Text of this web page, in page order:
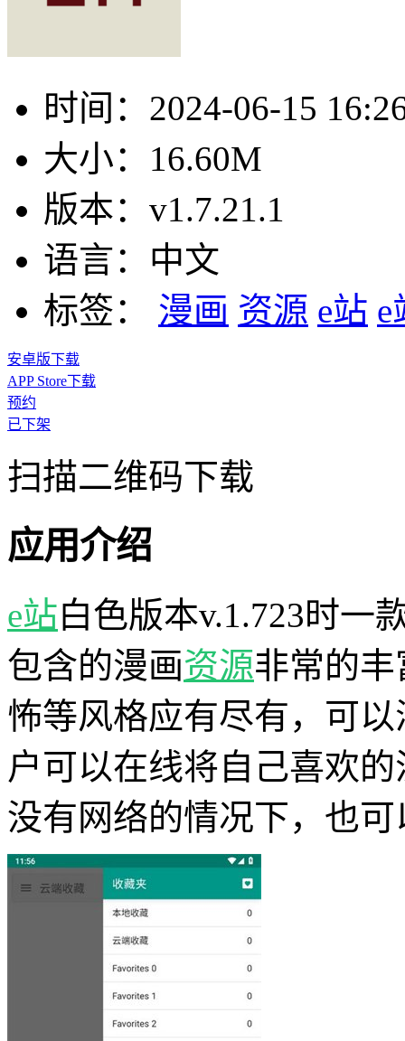
时间： 2024-06-15
大小： 16.60M
版本： v1.7.21.1
语言： 中文
标签：
漫画 资源 e站 e
安卓版下载
APP Store下载
预约
已下架
扫描二维码下载
应用介绍
e站白色版本v.1.723时一
包含的漫画资源非常的丰
怖等风格应有尽有，可
户可以在线将自己喜欢
没有网络的情况下，也